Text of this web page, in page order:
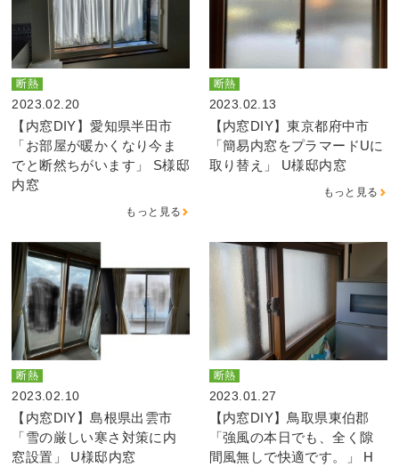
断熱
2023.02.20
【内窓DIY】愛知県半田市
「お部屋が暖かくなり今ま
でと断然ちがいます」 S様邸
内窓
もっと見る
断熱
2023.02.13
【内窓DIY】東京都府中市
「簡易内窓をプラマードUに
取り替え」 U様邸内窓
もっと見る
断熱
2023.02.10
【内窓DIY】島根県出雲市
「雪の厳しい寒さ対策に内
窓設置」 U様邸内窓
断熱
2023.01.27
【内窓DIY】鳥取県東伯郡
「強風の本日でも、全く隙
間風無しで快適です。」 H